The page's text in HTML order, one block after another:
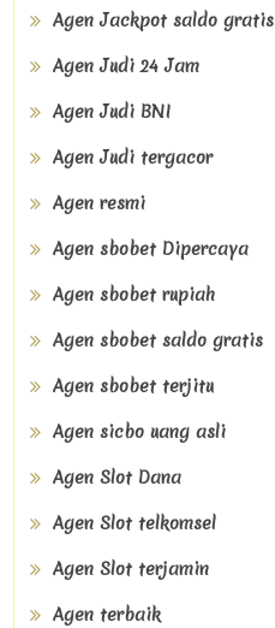
Agen Jackpot saldo gratis
Agen Judi 24 Jam
Agen Judi BNI
Agen Judi tergacor
Agen resmi
Agen sbobet Dipercaya
Agen sbobet rupiah
Agen sbobet saldo gratis
Agen sbobet terjitu
Agen sicbo uang asli
Agen Slot Dana
Agen Slot telkomsel
Agen Slot terjamin
Agen terbaik